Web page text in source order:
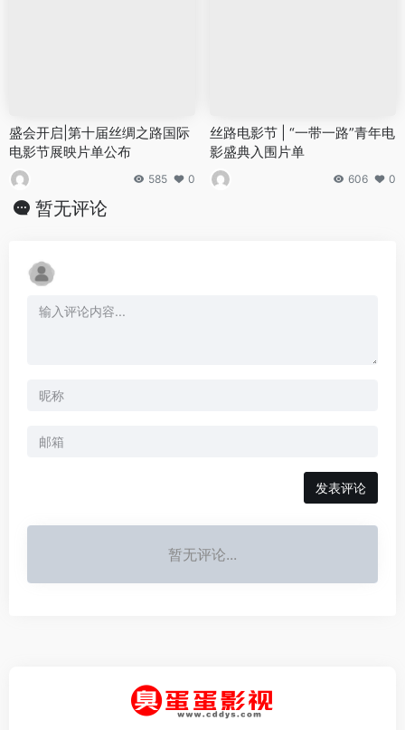
盛会开启|第十届丝绸之路国际
电影节展映片单公布
585 0
丝路电影节 | “一带一路”青年电
影盛典入围片单
606 0
暂无评论
发表评论
暂无评论...